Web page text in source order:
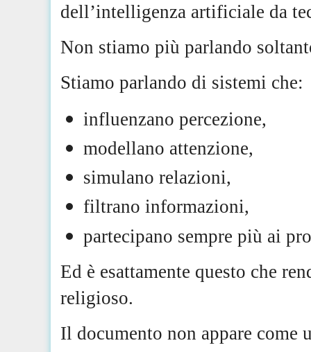
dell’intelligenza artificiale da
Non stiamo più parlando
Stiamo parlando di sistemi che:
influenzano percezione,
modellano attenzione,
simulano relazioni,
filtrano informazioni,
partecipano sempre più ai
Ed è esattamente questo che
religioso.
Il documento non appare come